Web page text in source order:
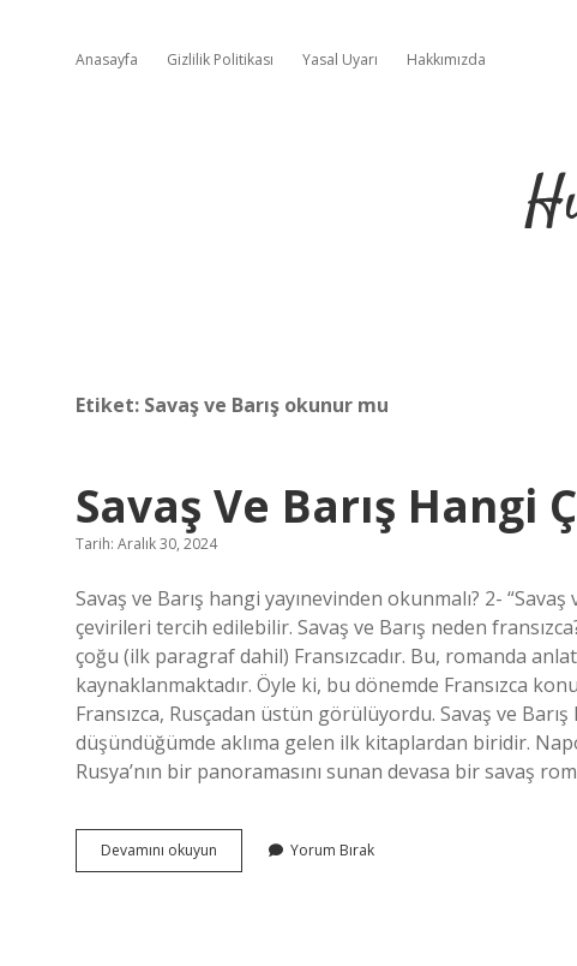
Anasayfa Gizlilik Politikası Yasal Uyarı Hakkımızda
Etiket: Savaş ve Barış okunur mu
Savaş Ve Barış Hangi
Tarih: Aralık 30, 2024
Savaş ve Barış hangi yayınevinden okunmalı? 2- “Savaş
çevirileri tercih edilebilir. Savaş ve Barış neden
çoğu (ilk paragraf dahil) Fransızcadır. Bu, romanda
kaynaklanmaktadır. Öyle ki, bu dönemde Fransızca
Fransızca, Rusçadan üstün görülüyordu. Savaş ve
düşündüğümde aklıma gelen ilk kitaplardan biridir.
Rusya’nın bir panoramasını sunan devasa bir savaş
Devamını okuyun
Ve
Yorum Bırak